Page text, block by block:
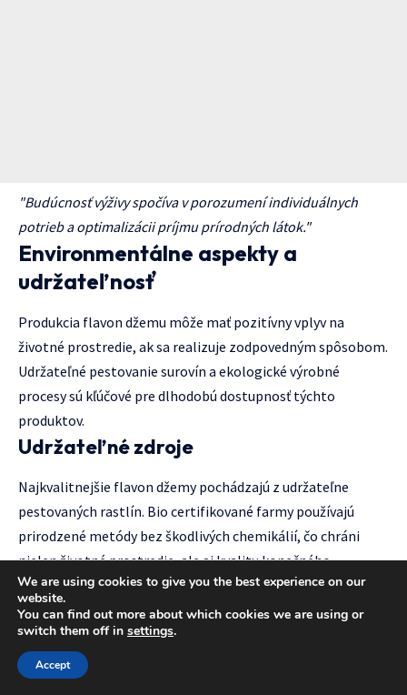
"Budúcnosť výživy spočíva v porozumení individuálnych
potrieb a optimalizácii príjmu prírodných látok."
Environmentálne aspekty a
udržateľnosť
Produkcia flavon džemu môže mať pozitívny vplyv na
životné prostredie, ak sa realizuje zodpovedným spôsobom.
Udržateľné pestovanie surovín a ekologické výrobné
procesy sú kľúčové pre dlhodobú dostupnosť týchto
produktov.
Udržateľné zdroje
Najkvalitnejšie flavon džemy pochádzajú z udržateľne
pestovaných rastlín. Bio certifikované farmy používajú
prirodzené metódy bez škodlivých chemikálií, čo chráni
nielen životné prostredie, ale aj kvalitu konečného
produktu.
Podpora miestnych pestovateľov a krátkych
dodávateľských reťazcov znižuje uhlíkovú stopu produktu.
Sezónne suroviny z blízkeho okolia často obsahujú vyššie
koncentrácie aktívnych látok.
We are using cookies to give you the best experience on our
website.
You can find out more about which cookies we are using or
switch them off in settings.
Accept